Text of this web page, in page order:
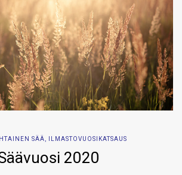
SÄÄ, ILMASTOVUOSIKATSAUS
2020